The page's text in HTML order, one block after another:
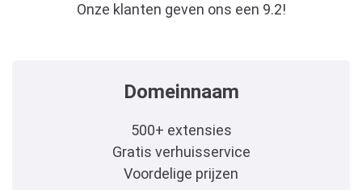
Onze klanten geven ons een 9.2!
Domeinnaam
500+ extensies
Gratis verhuisservice
Voordelige prijzen